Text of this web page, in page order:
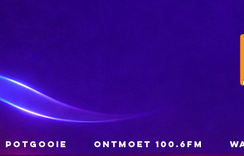
POTGOOIE ONTMOET 100.6FM